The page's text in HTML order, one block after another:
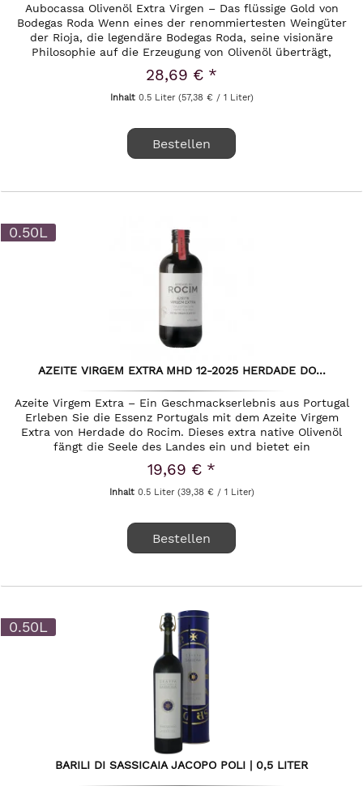
Aubocassa Olivenöl Extra Virgen – Das flüssige Gold von
Bodegas Roda Wenn eines der renommiertesten Weingüter
der Rioja, die legendäre Bodegas Roda, seine visionäre
Philosophie auf die Erzeugung von Olivenöl überträgt,
entsteht ein...
28,69 € *
Inhalt 0.5 Liter (57,38 € / 1 Liter)
Bestellen
0.50L
AZEITE VIRGEM EXTRA MHD 12-2025 HERDADE DO...
Azeite Virgem Extra – Ein Geschmackserlebnis aus Portugal
Erleben Sie die Essenz Portugals mit dem Azeite Virgem
Extra von Herdade do Rocim. Dieses extra native Olivenöl
fängt die Seele des Landes ein und bietet ein
Geschmacksprofil, das...
19,69 € *
Inhalt 0.5 Liter (39,38 € / 1 Liter)
Bestellen
0.50L
BARILI DI SASSICAIA JACOPO POLI | 0,5 LITER